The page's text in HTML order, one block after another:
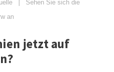
Sehen Sie sich die
an
jetzt auf